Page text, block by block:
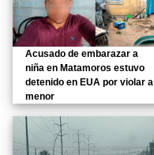
Acusado de embarazar a
niña en Matamoros estuvo
detenido en EUA por violar a
menor